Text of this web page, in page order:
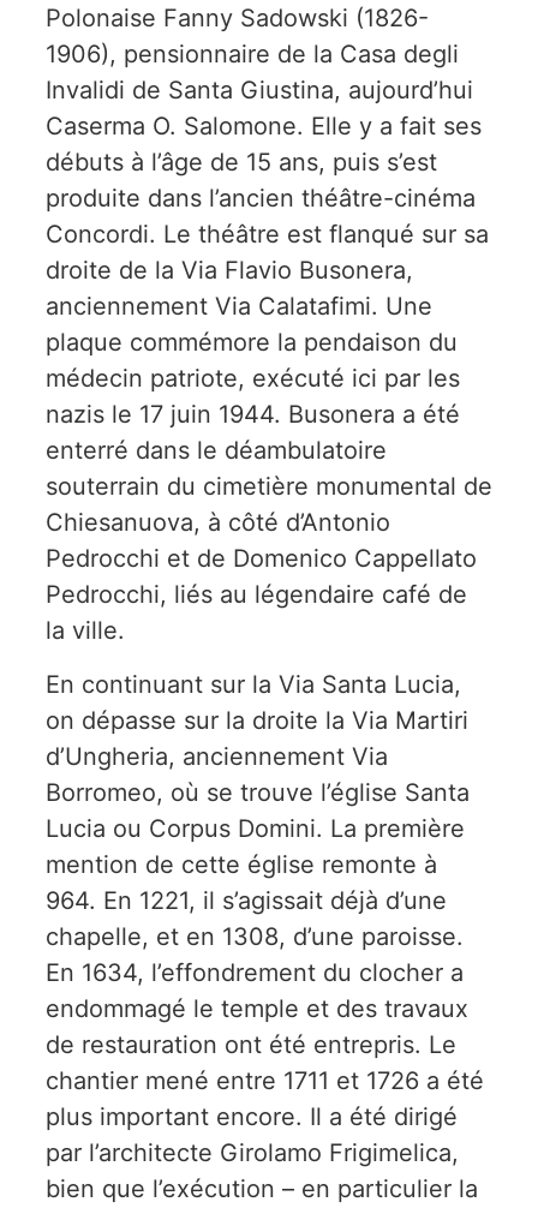
Polonaise Fanny Sadowski (1826-
1906), pensionnaire de la Casa degli
Invalidi de Santa Giustina, aujourd’hui
Caserma O. Salomone. Elle y a fait ses
débuts à l’âge de 15 ans, puis s’est
produite dans l’ancien théâtre-cinéma
Concordi. Le théâtre est flanqué sur sa
droite de la Via Flavio Busonera,
anciennement Via Calatafimi. Une
plaque commémore la pendaison du
médecin patriote, exécuté ici par les
nazis le 17 juin 1944. Busonera a été
enterré dans le déambulatoire
souterrain du cimetière monumental de
Chiesanuova, à côté d’Antonio
Pedrocchi et de Domenico Cappellato
Pedrocchi, liés au légendaire café de
la ville.
En continuant sur la Via Santa Lucia,
on dépasse sur la droite la Via Martiri
d’Ungheria, anciennement Via
Borromeo, où se trouve l’église Santa
Lucia ou Corpus Domini. La première
mention de cette église remonte à
964. En 1221, il s’agissait déjà d’une
chapelle, et en 1308, d’une paroisse.
En 1634, l’effondrement du clocher a
endommagé le temple et des travaux
de restauration ont été entrepris. Le
chantier mené entre 1711 et 1726 a été
plus important encore. Il a été dirigé
par l’architecte Girolamo Frigimelica,
bien que l’exécution – en particulier la